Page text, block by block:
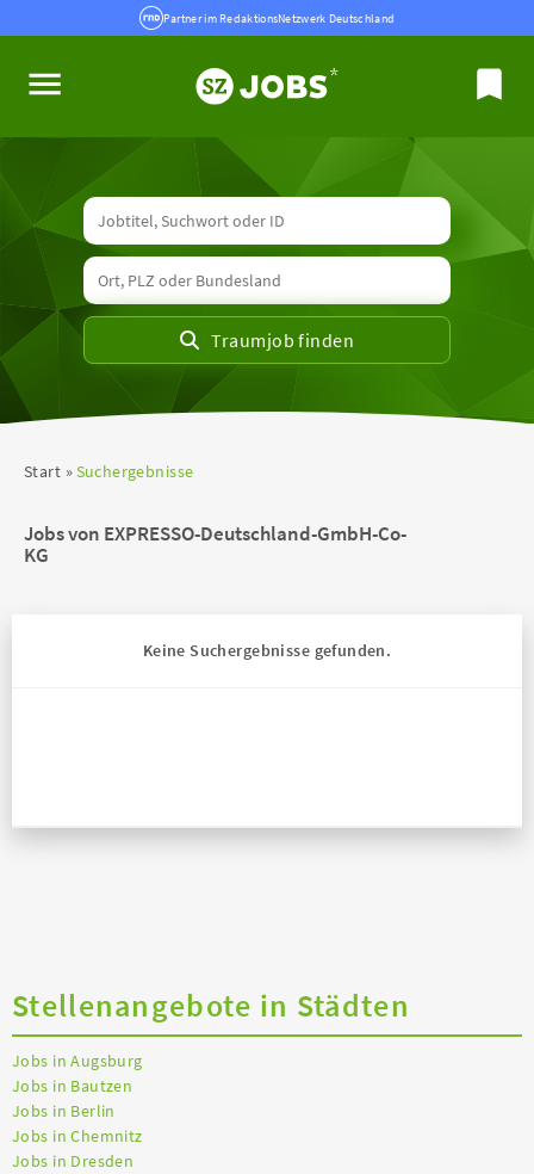
Partner im RedaktionsNetzwerk Deutschland
Start Suchergebnisse
Jobs von EXPRESSO-Deutschland-GmbH-Co-
KG
Keine Suchergebnisse gefunden.
Stellenangebote in Städten
Jobs in Augsburg
Jobs in Bautzen
Jobs in Berlin
Jobs in Chemnitz
Jobs in Dresden